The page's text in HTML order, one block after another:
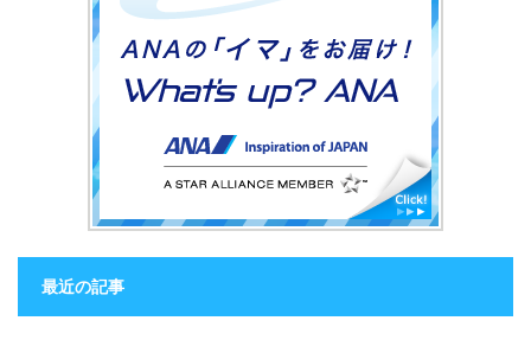
最近の記事